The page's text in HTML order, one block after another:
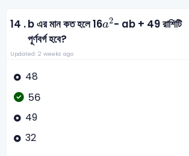
14 .b এর মান কত হলে 16a2
a2- ab + 49 রাশিটি
পূর্ণবর্গ হবে?
Updated: 2 weeks ago
48
56
49
32